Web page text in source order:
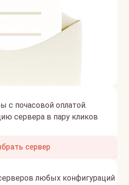
с почасовой оплатой.
сервера в пару кликов
сервер
любых конфигураций